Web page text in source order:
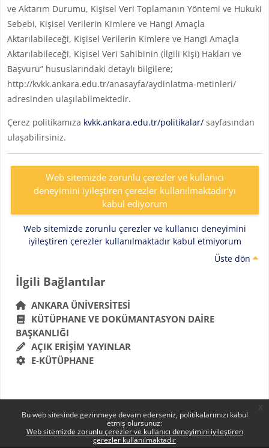
Bu web sitesinde gezinmeye devam ederseniz, politikalarımızı kabul
etmiş olursunuz:
Web sitemizde zorunlu çerezler ve kullanıcı deneyimini iyileştiren
çerezler kullanılmaktadır
ve Aktarım Durumu, Kişisel Veri Toplamanın Yöntemi ve Hukuki
Sebebi, Kişisel Verilerin Kimlere ve Hangi Amaçla
Aktarılabileceği, Kişisel Verilerin Kimlere ve Hangi Amaçla
Aktarılabileceği, Kişisel Veri Sahibinin (İlgili Kişi) Hakları ve
Başvuru” hususlarındaki detaylı bilgilere;
http://kvkk.ankara.edu.tr/anasayfa/aydinlatma-metinleri/
adresinden ulaşılabilmektedir.
Çerez politikamıza kvkk.ankara.edu.tr/politikalar/sayfasından
ulaşabilirsiniz.
Web sitemizde zorunlu çerezler ve kullanıcı
deneyimini iyileştiren çerezler kullanılmaktadır'yı
kabul ediyorum
Web sitemizde zorunlu çerezler ve kullanıcı deneyimini
iyileştiren çerezler kullanılmaktadır kabul etmiyorum
Üste dön
Bloklar
İlgili Bağlantılar 'yı atla
İlgili Bağlantılar
ANKARA ÜNIVERSITESI
KÜTÜPHANE VE DOKÜMANTASYON DAIRE
BAŞKANLIĞI
AÇIK ERIŞIM YAYINLAR
E-KÜTÜPHANE